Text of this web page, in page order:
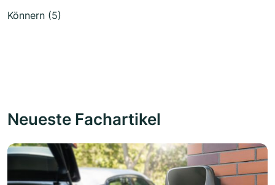
Könnern (5)
Neueste Fachartikel